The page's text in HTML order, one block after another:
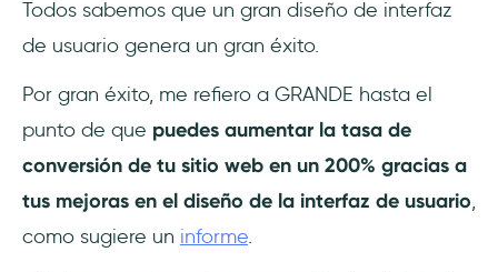
3. Headspace
¿Qué podría mejorar?
4. Hello Monday
¿Qué me gusta de Hello Monday?
Todos sabemos que un gran diseño de interfaz
de usuario genera un gran éxito.
Por gran éxito, me refiero a GRANDE hasta el
punto de que puedes aumentar la tasa de
conversión de tu sitio web en un 200% gracias a
tus mejoras en el diseño de la interfaz de usuario,
como sugiere un informe.